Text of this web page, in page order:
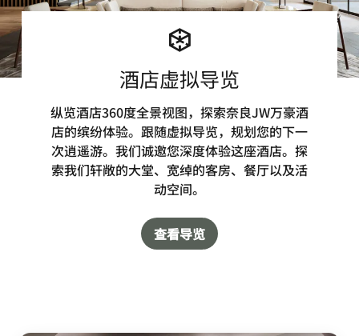
酒店虚拟导览
纵览酒店360度全景视图，探索奈良JW万豪酒
店的缤纷体验。跟随虚拟导览，规划您的下一
次逍遥游。我们诚邀您深度体验这座酒店。探
索我们轩敞的大堂、宽绰的客房、餐厅以及活
动空间。
查看导览